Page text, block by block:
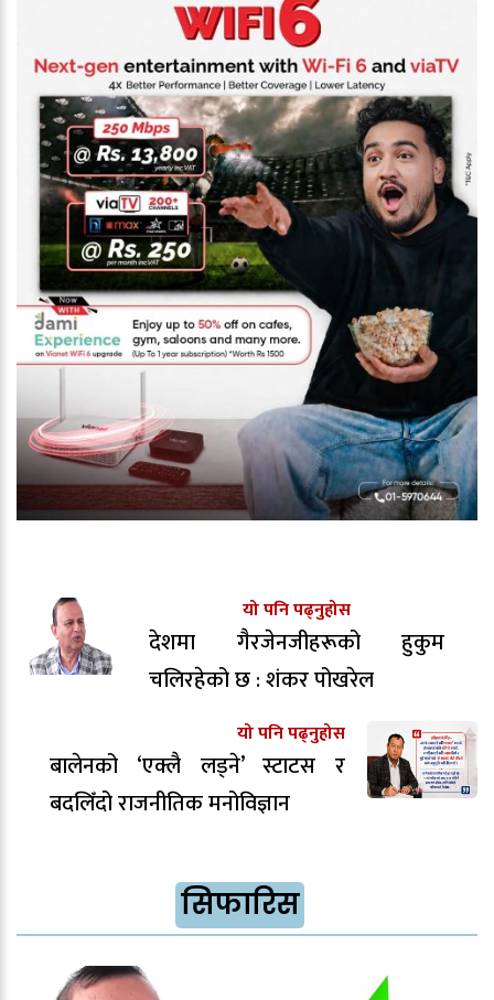
यो पनि पढ्नुहोस
देशमा गैरजेनजीहरूको हुकुम
चलिरहेको छ : शंकर पोखरेल
यो पनि पढ्नुहोस
बालेनको ‘एक्लै लड्ने’ स्टाटस र
बदलिँदो राजनीतिक मनोविज्ञान
सिफारिस